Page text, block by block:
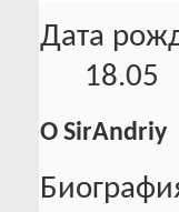
Дата
18.05
О SirAndriy